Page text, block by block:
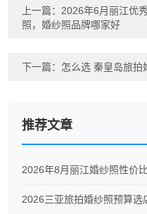
上一篇： 2026年6月丽江优
照，婚纱照品牌哪家好
下一篇： 怎么选 秦皇岛旅拍
推荐文章